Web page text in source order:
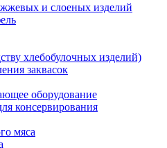
и слоеных изделий
хлебобулочных изделий)
заквасок
оборудование
консервирования
мяса